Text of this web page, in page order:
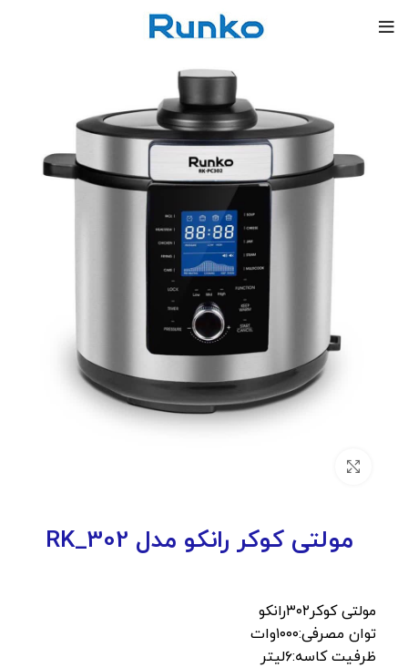
مولتی کوکر رانکو مدل RK_302
مولتی کوکر۳۰۲رانکو
توان مصرفی:۱۰۰۰وات
ظرفیت کاسه:۶لیتر